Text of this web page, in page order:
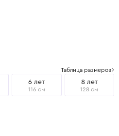
Таблица размеров
6 лет
116 см
8 лет
128 см